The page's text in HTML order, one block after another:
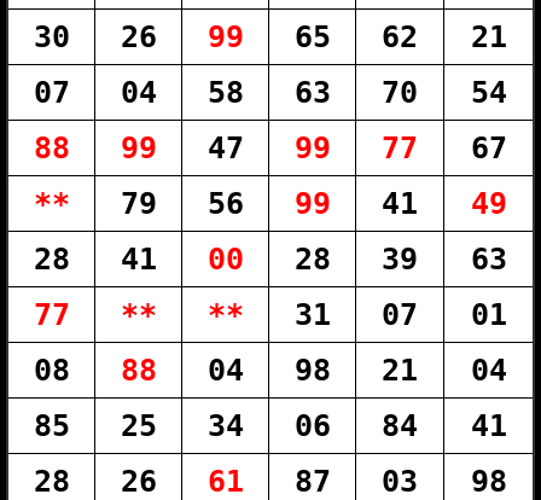
30
26 99 65 62
21
07
04 58 63 70
54
88
99 47 99 77
67
**
79 56 99 41
49
28
41 00 28 39
63
77
** ** 31 07
01
08
88 04 98 21
04
85
25 34 06 84
41
28
26 61 87 03
98